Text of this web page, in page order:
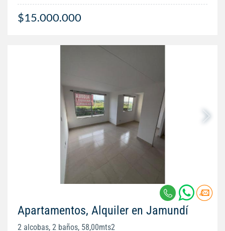
$15.000.000
Apartamentos, Alquiler en Jamundí
2 alcobas, 2 baños, 58,00mts2